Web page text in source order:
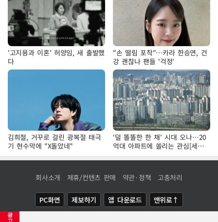
광
고
'고지용과 이혼' 허양임, 새 출발했
다
"손 떨림 포착"…카라 한승연, 건
강 괜찮나 팬들 '걱정'
김희철, 거꾸로 걸린 광복절 태극
기 현수막에 "X돌았네"
'덜 똘똘한 한 채' 시대 오나…20
억대 아파트에 쏠리는 관심[세제
개편, 그 이후②]
회사소개 제휴/컨텐츠 판매 약관·정책 고충처리
PC화면 제보하기 앱 다운로드 맨위로↑